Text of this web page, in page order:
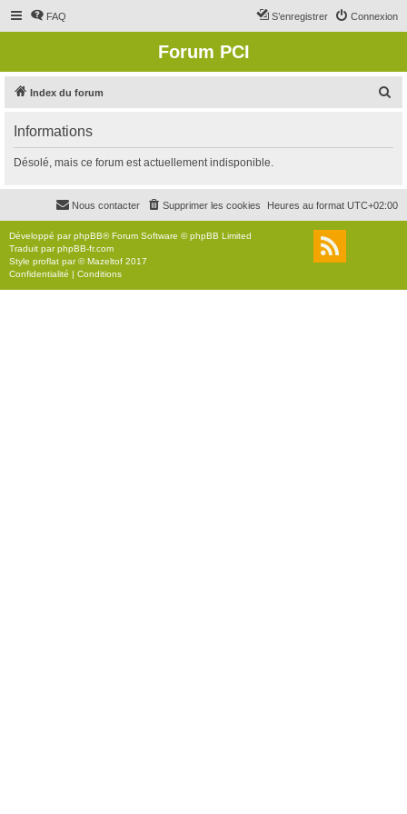
FAQ Connexion
S’enregistrer
Forum PCI
Index du forum
r
c
r
Informations
Désolé, mais ce forum est actuellement indisponible.
Heures au format UTC+02:00
Supprimer les cookies
Nous contacter
Développé parphpBB® Forum Software © phpBB Limited
Traduit parphpBB-fr.com
Style proflat par ©Mazeltof 2017
Confidentialité | Conditions